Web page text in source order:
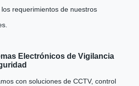
requerimientos de nuestros
Electrónicos de Vigilancia
con soluciones de CCTV, control